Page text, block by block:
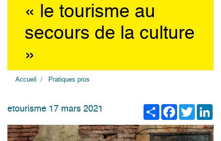
« le tourisme au
secours de la culture
»
Accueil Pratiques pros
ShareFacebook
Twitter
etourisme 17 mars 2021